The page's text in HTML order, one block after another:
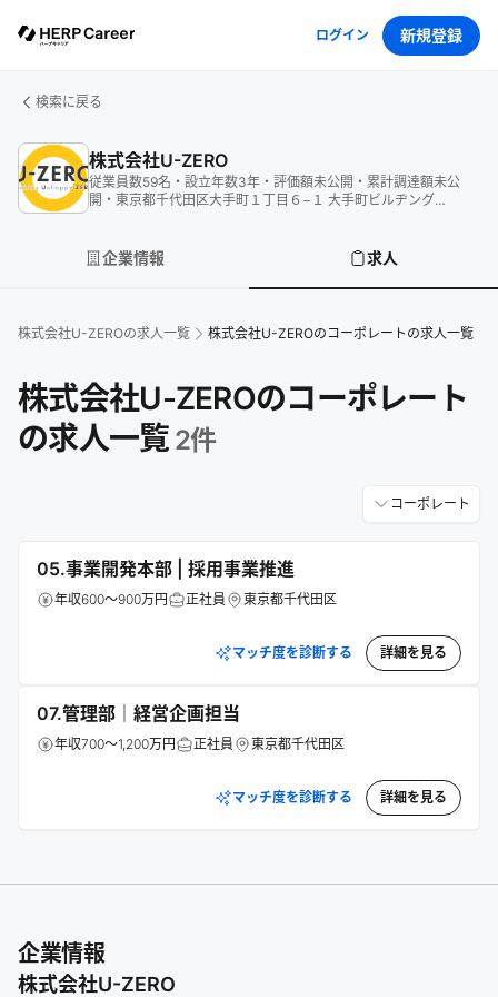
ログイン 新規登録
検索に戻る
株式会社U-ZERO
従業員数59名 ・ 設立年数3年 ・ 評価額未公開 ・ 累計調達額未公
開 ・ 東京都千代田区大手町１丁目６−１ 大手町ビルヂング
企業情報 求人
株式会社U-ZEROの求人一覧 株式会社U-ZEROのコーポレートの求人一覧
株式会社U-ZEROのコーポレート
の求人一覧 2件
コーポレート
05.事業開発本部 | 採用事業推進
年収600～900万円 正社員 東京都千代田区
マッチ度を診断する 詳細を見る
07.管理部｜経営企画担当
年収700～1,200万円 正社員 東京都千代田区
マッチ度を診断する 詳細を見る
企業情報
株式会社U-ZERO